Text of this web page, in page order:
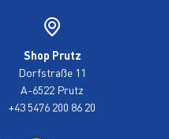
Shop Prutz
Dorfstraße 11
A-6522 Prutz
+43 5476 200 86 20